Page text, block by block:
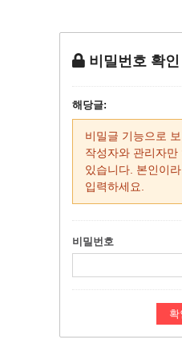
비밀번호 확인
해당글:
비밀글 기능으로
작성자와 관리자만
있습니다. 본인이
입력하세요.
비밀번호